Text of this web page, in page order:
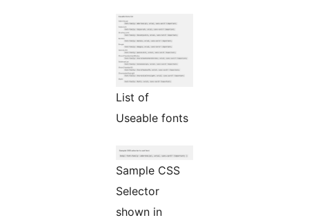
List of
Useable fonts
Sample CSS
Selector
shown in